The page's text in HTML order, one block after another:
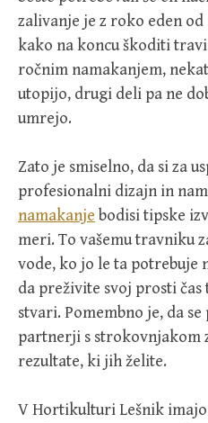
zalivanje je z roko eden
kako na koncu škoditi
ročnim namakanjem,
utopijo, drugi deli pa ne
umrejo.
Zato je smiselno, da si za
profesionalni dizajn in
namakanje bodisi tipske
meri. To vašemu travniku
vode, ko jo le ta potrebuje
da preživite svoj prosti čas
stvari. Pomembno je, da
partnerji s strokovnjakom
rezultate, ki jih želite.
V Hortikulturi Lešnik